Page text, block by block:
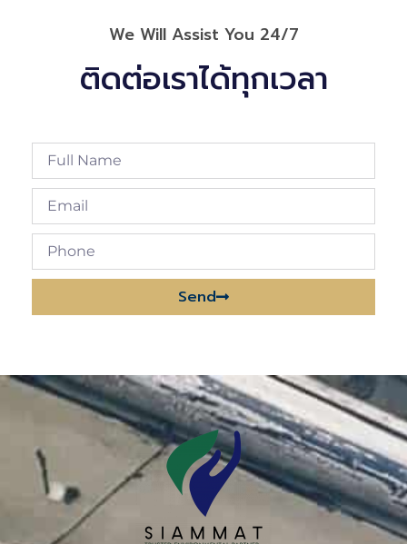
We Will Assist You 24/7
ติดต่อเราได้ทุกเวลา
Send